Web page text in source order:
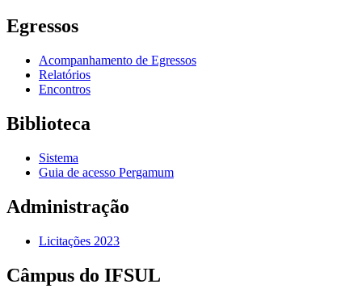
Egressos
Acompanhamento de Egressos
Relatórios
Encontros
Biblioteca
Sistema
Guia de acesso Pergamum
Administração
Licitações 2023
Câmpus do IFSUL